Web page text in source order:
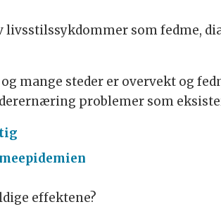
som fedme,
mange steder er overvekt og
problemer som
effektene?